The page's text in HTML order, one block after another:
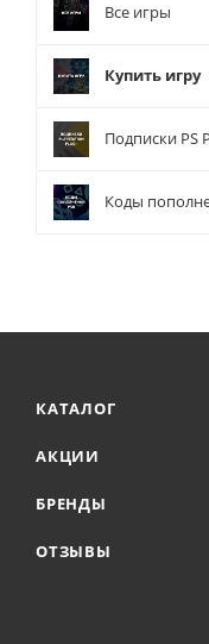
Все игры
Купить игру
Подписки PS
Коды
КАТАЛОГ
АКЦИИ
БРЕНДЫ
ОТЗЫВЫ